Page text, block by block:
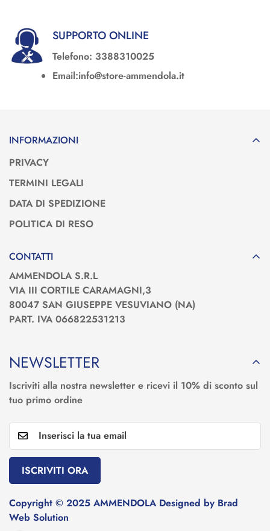
SUPPORTO ONLINE
Telefono: 3388310025
Email:info@store-ammendola.it
INFORMAZIONI
PRIVACY
TERMINI LEGALI
DATA DI SPEDIZIONE
POLITICA DI RESO
CONTATTI
AMMENDOLA S.R.L
VIA III CORTILE CARAMAGNI,3
80047 SAN GIUSEPPE VESUVIANO (NA)
PART. IVA 066822531213
NEWSLETTER
Iscriviti alla nostra newsletter e ricevi il 10% di sconto sul
tuo primo ordine
ISCRIVITI ORA
Copyright © 2025 AMMENDOLA Designed by Brad
Web Solution